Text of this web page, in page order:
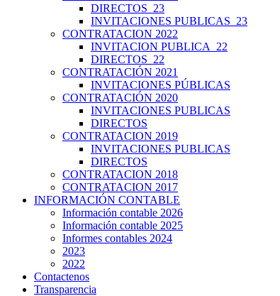
DIRECTOS_23
INVITACIONES PUBLICAS_23
CONTRATACION 2022
INVITACION PUBLICA_22
DIRECTOS_22
CONTRATACIÓN 2021
INVITACIONES PÚBLICAS
CONTRATACIÓN 2020
INVITACIONES PUBLICAS
DIRECTOS
CONTRATACION 2019
INVITACIONES PUBLICAS
DIRECTOS
CONTRATACION 2018
CONTRATACION 2017
INFORMACIÓN CONTABLE
Información contable 2026
Información contable 2025
Informes contables 2024
2023
2022
Contactenos
Transparencia